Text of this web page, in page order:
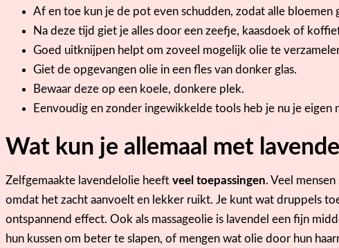
Af en toe kun je de pot even schudden, zodat alle
Na deze tijd giet je alles door een zeefje, kaasdoek of
Goed uitknijpen helpt om zoveel mogelijk olie te
Giet de opgevangen olie in een fles van donker glas.
Bewaar deze op een koele, donkere plek.
Eenvoudig en zonder ingewikkelde tools heb je nu je eigen
Wat kun je allemaal met
Zelfgemaakte lavendelolie heeft veel toepassingen. Veel
omdat het zacht aanvoelt en lekker ruikt. Je kunt wat druppels
ontspannend effect. Ook als massageolie is lavendel een fijn
hun kussen om beter te slapen, of mengen wat olie door hun